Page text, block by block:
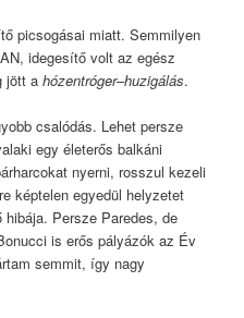
picsogásai miatt. Semmilyen
idegesítő volt az egész
jött ahózentróger–huzigálás.
csalódás. Lehet persze
egy életerős balkáni
nyerni, rosszul kezeli
képtelen egyedül helyzetet
Persze Paredes, de
is erős pályázók az Év
semmit, így nagy